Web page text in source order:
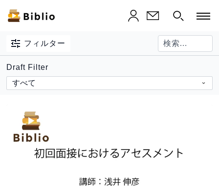
フィルター
Draft Filter